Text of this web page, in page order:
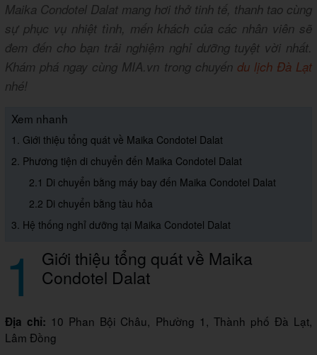
Maika Condotel Dalat mang hơi thở tinh tế, thanh tao cùng
sự phục vụ nhiệt tình, mến khách của các nhân viên sẽ
đem đến cho bạn trải nghiệm nghỉ dưỡng tuyệt vời nhất.
Khám phá ngay cùng MIA.vn trong chuyến du lịch Đà Lạt
nhé!
Xem nhanh
1. Giới thiệu tổng quát về Maika Condotel Dalat
2. Phương tiện di chuyển đến Maika Condotel Dalat
2.1 Di chuyển bằng máy bay đến Maika Condotel Dalat
2.2 Di chuyển bằng tàu hỏa
3. Hệ thống nghỉ dưỡng tại Maika Condotel Dalat
1 Giới thiệu tổng quát về Maika
Condotel Dalat
Địa chỉ: 10 Phan Bội Châu, Phường 1, Thành phố Đà Lạt,
Lâm Đồng